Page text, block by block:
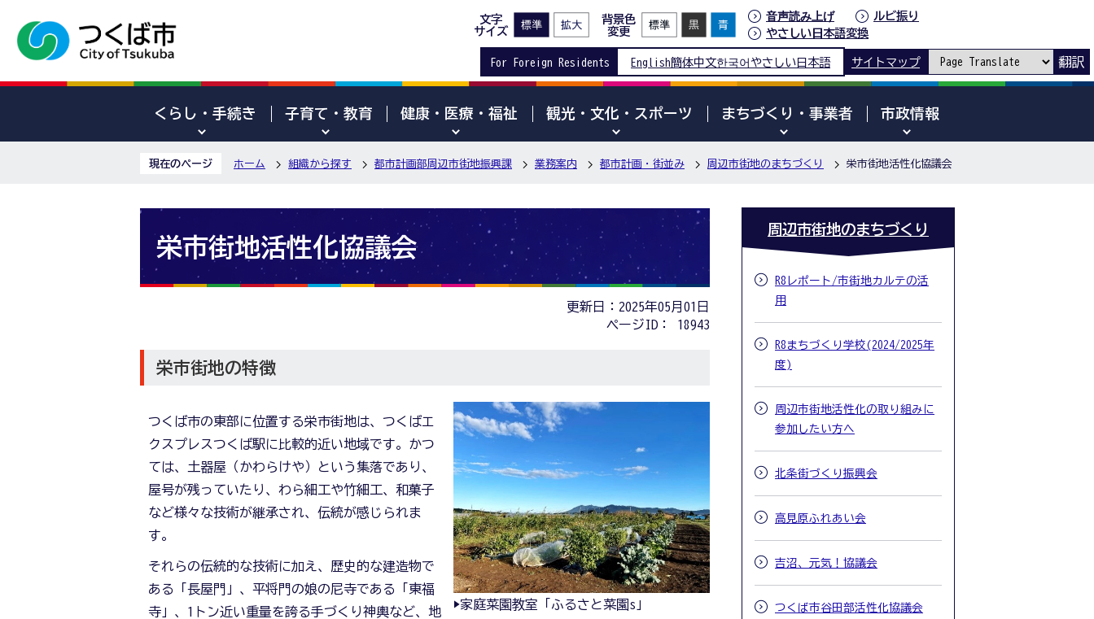
文字
サイズ
背景色
変更
音声読み上げ
ルビ振り
やさしい日本語変換
For Foreign Residents English簡体中文한국어 やさしい日本語 サイトマップ 翻訳
くらし・手続き 子育て・教育 健康・医療・福祉 観光・文化・スポーツ まちづくり・事業者 市政情報
現在のページ ホーム 組織から探す 都市計画部周辺市街地振興課 業務案内 都市計画・街並み 周辺市街地のまちづくり 栄市街地活性化協議会
栄市街地活性化協議会
更新日：2025年05月01日
ページID：
18943
栄市街地の特徴
▶家庭菜園教室「ふるさと菜園s」
つくば市の東部に位置する栄市街地は、つくばエ
クスプレスつくば駅に比較的近い地域です。かつ
ては、土器屋（かわらけや）という集落であり、
屋号が残っていたり、わら細工や竹細工、和菓子
など様々な技術が継承され、伝統が感じられま
す。
それらの伝統的な技術に加え、歴史的な建造物で
ある「長屋門」、平将門の娘の尼寺である「東福
寺」、1トン近い重量を誇る手づくり神輿など、地
周辺市街地のまちづくり
R8レポート/市街地カルテの活
用
R8まちづくり学校(2024/2025年
度)
周辺市街地活性化の取り組みに
参加したい方へ
北条街づくり振興会
高見原ふれあい会
吉沼、元気！協議会
つくば市谷田部活性化協議会